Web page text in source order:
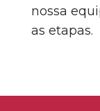
nossa
as etapas.